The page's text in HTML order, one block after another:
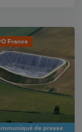
France
de presse